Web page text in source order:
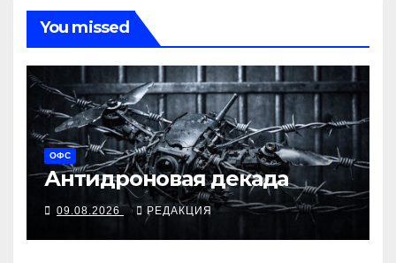
You missed
ОФС
Антидроновая декада
09.08.2026 РЕДАКЦИЯ